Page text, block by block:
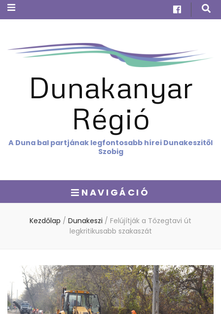
Dunakanyar
Régió
A Duna bal partjának legfontosabb hírei Dunakeszitől
Szobig
NAVIGÁCIÓ
Kezdőlap / Dunakeszi / Felújítják a Tőzegtavi út
legkritikusabb szakaszát